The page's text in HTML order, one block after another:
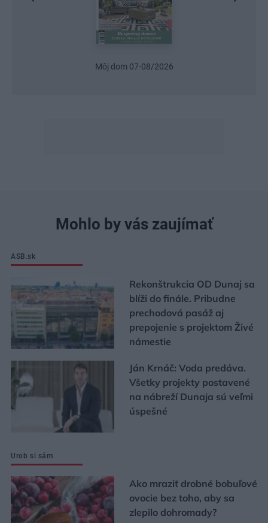
Urob si sám 6/2026
Mohlo by vás zaujímať
ASB.sk
Rekonštrukcia OD Dunaj sa
blíži do finále. Pribudne
prechodová pasáž aj
prepojenie s projektom Živé
námestie
Ján Krnáč: Voda predáva.
Všetky projekty postavené
na nábreží Dunaja sú veľmi
úspešné
Urob si sám
Ako mraziť drobné bobuľové
ovocie bez toho, aby sa
zlepilo dohromady?